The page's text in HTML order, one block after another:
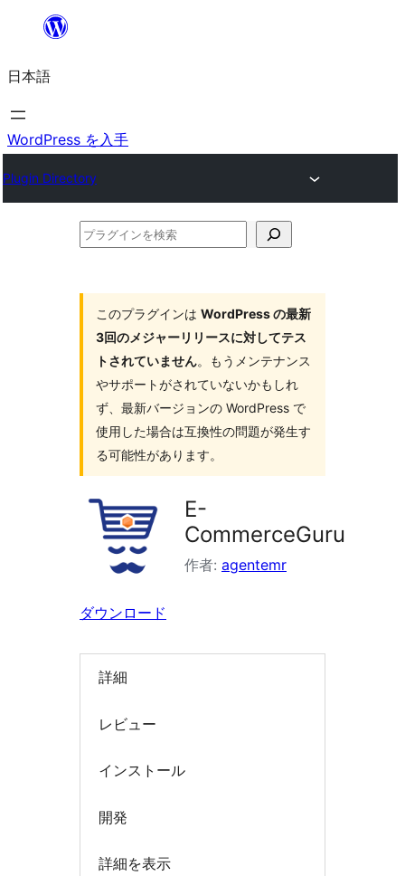
を
ス
キ
プ
日本語
WordPress を入手
Plugin Directory
プ
このプラグインは WordPress の最新
3回のメジャーリリースに対してテス
トされていません。もうメンテナンス
やサポートがされていないかもしれ
ず、最新バージョンの WordPress で
使用した場合は互換性の問題が発生す
る可能性があります。
E-
CommerceGuru
作者: agentemr
ダウンロード
詳細
レビュー
インストール
開発
詳細を表示